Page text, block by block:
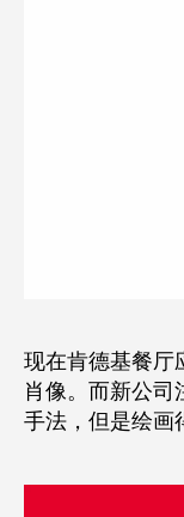
现在肯德基餐厅
肖像。而新公
手法，但是绘画